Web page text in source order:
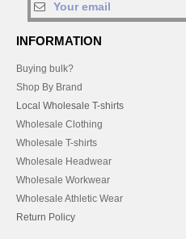
INFORMATION
Buying bulk?
Shop By Brand
Local Wholesale T-shirts
Wholesale Clothing
Wholesale T-shirts
Wholesale Headwear
Wholesale Workwear
Wholesale Athletic Wear
Return Policy